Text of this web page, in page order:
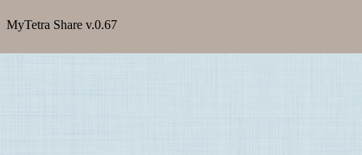
MyTetra Share v.0.67